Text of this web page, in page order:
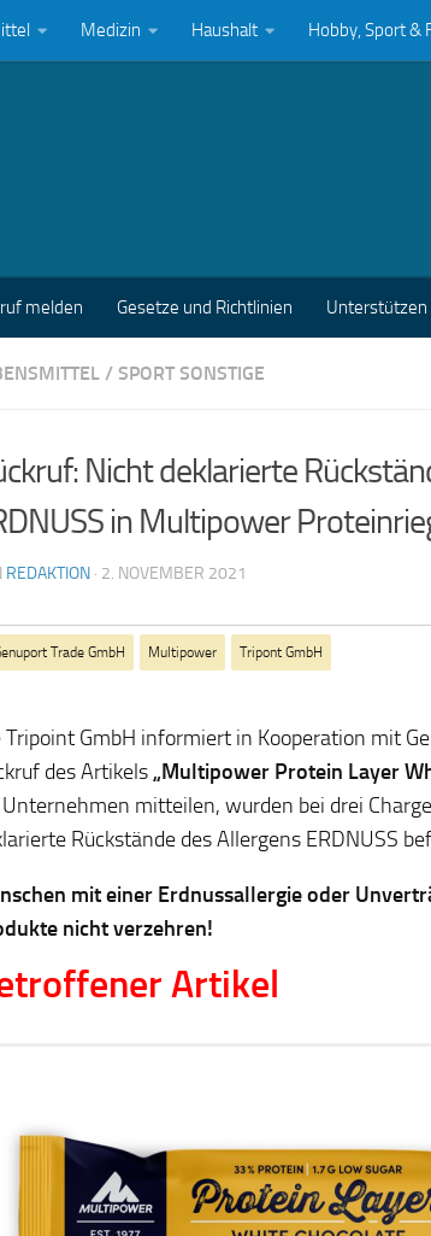
Medizin Haushalt Hobby, Sport &
melden Gesetze und Richtlinien Unterstützen
/ SPORT SONSTIGE
Nicht deklarierte
in Multipower
REDAKTION · 2. NOVEMBER 2021
Trade GmbH Multipower Tripont GmbH
Tripoint GmbH informiert in Kooperation mit
des Artikels „Multipower Protein Layer
Unternehmen mitteilen, wurden bei drei
Rückstände des Allergens ERDNUSS
mit einer Erdnussallergie oder
nicht verzehren!
Artikel